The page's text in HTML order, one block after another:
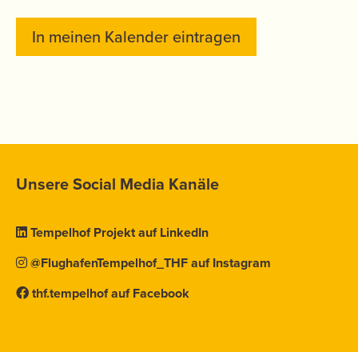
In meinen Kalender eintragen
Unsere Social Media Kanäle
Tempelhof Projekt auf LinkedIn
@FlughafenTempelhof_THF auf Instagram
thf.tempelhof auf Facebook